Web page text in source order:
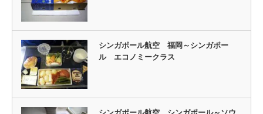
シンガポール航空 福岡～シンガポー
ル エコノミークラス